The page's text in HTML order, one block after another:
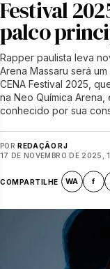
Festival
palco
Rapper paulista leva
Arena Massaru será
CENA Festival 2025,
na Neo Química Arena,
conhecido por sua
POR REDAÇÃO RJ
17 DE NOVEMBRO DE 2025,
COMPARTILHE WA f